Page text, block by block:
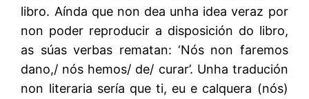
libro. Aínda que non dea unha idea veraz por
non poder reproducir a disposición do libro,
as súas verbas rematan: ‘Nós non faremos
dano,/ nós hemos/ de/ curar’. Unha tradución
non literaria sería que ti, eu e calquera (nós)